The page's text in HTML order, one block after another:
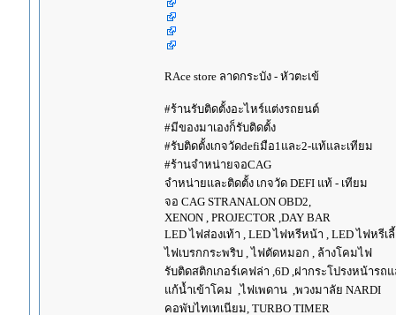
RAce store ลาดกระบัง - หัวตะเข้
#ร้านรับติดตั้งอะไหร์แต่งรถยนต์
#มีของมาเองก็รับติดตั้ง
#รับติดตั้งเกจวัดdefiมือ1และ2-แท้และเทียม
#ร้านจำหน่ายจอCAG
จำหน่ายและติดตั้ง เกจวัด DEFI แท้ - เทียม
จอ CAG STRANALON OBD2,
XENON , PROJECTOR ,DAY BAR
LED ไฟส่องเท้า , LED ไฟหรีหน้า , LED ไฟหรีเ
ไฟเบรกกระพริบ , ไฟตัดหมอก , ล้างโคมไฟ
รับติดสติกเกอร์เคฟล่า ,6D ,ฝากระโปรงหน้ารถ
แก้น้ำเข้าโคม ,ไฟเพดาน ,พวงมาลัย NARDI
คอพับไทเทเนียม, TURBO TIMER